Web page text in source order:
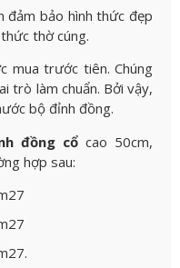
đảm bảo hình thức đẹp
thờ cúng.
mua trước tiên. Chúng
trò làm chuẩn. Bởi vậy,
bộ đỉnh đồng.
đồng cổ cao 50cm,
hợp sau: